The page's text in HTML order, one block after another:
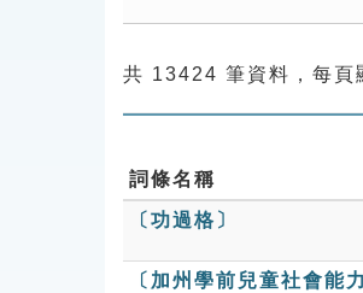
共 13424 筆資料，每頁
詞條名稱
〔功過格〕
〔加州學前兒童社會能